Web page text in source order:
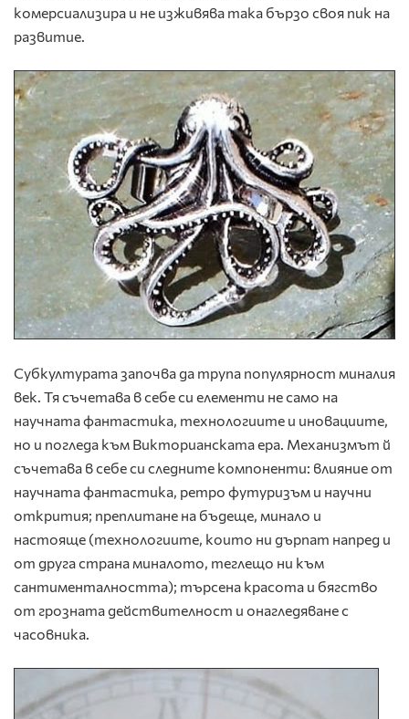
комерсиализира и не изживява така бързо своя пик на
развитие.
Субкултурата започва да трупа популярност миналия
век. Тя съчетава в себе си елементи не само на
научната фантастика, технологиите и иновациите,
но и погледа към Викторианската ера. Механизмът й
съчетава в себе си следните компоненти: влияние от
научната фантастика, ретро футуризъм и научни
открития; преплитане на бъдеще, минало и
настояще (технологиите, които ни дърпат напред и
от друга страна миналото, теглещо ни към
сантименталността); търсена красота и бягство
от грозната действителност и онагледяване с
часовника.